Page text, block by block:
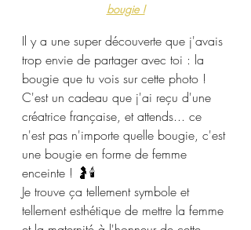
bougie !
Il y a une super découverte que j'avais
trop envie de partager avec toi : la
bougie que tu vois sur cette photo !
C'est un cadeau que j'ai reçu d'une
créatrice française, et attends... ce
n'est pas n'importe quelle bougie, c'est
une bougie en forme de femme
enceinte ! 🤰🕯️
Je trouve ça tellement symbole et
tellement esthétique de mettre la femme